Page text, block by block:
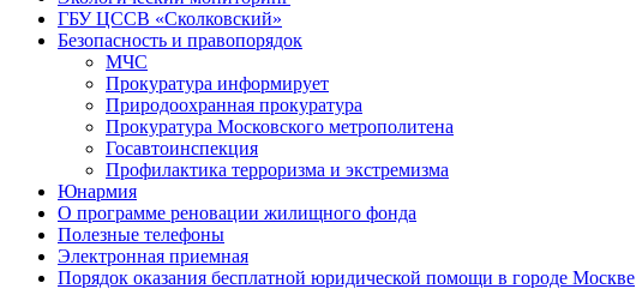
ГБУ ЦССВ «Сколковский»
Безопасность и правопорядок
МЧС
Прокуратура информирует
Природоохранная прокуратура
Прокуратура Московского метрополитена
Госавтоинспекция
Профилактика терроризма и экстремизма
Юнармия
О программе реновации жилищного фонда
Полезные телефоны
Электронная приемная
Порядок оказания бесплатной юридической помощи в городе Москве